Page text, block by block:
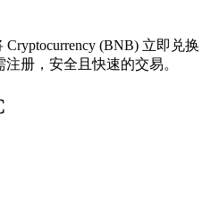
(BNB) 立即兑换
注册，安全且快速的交易。